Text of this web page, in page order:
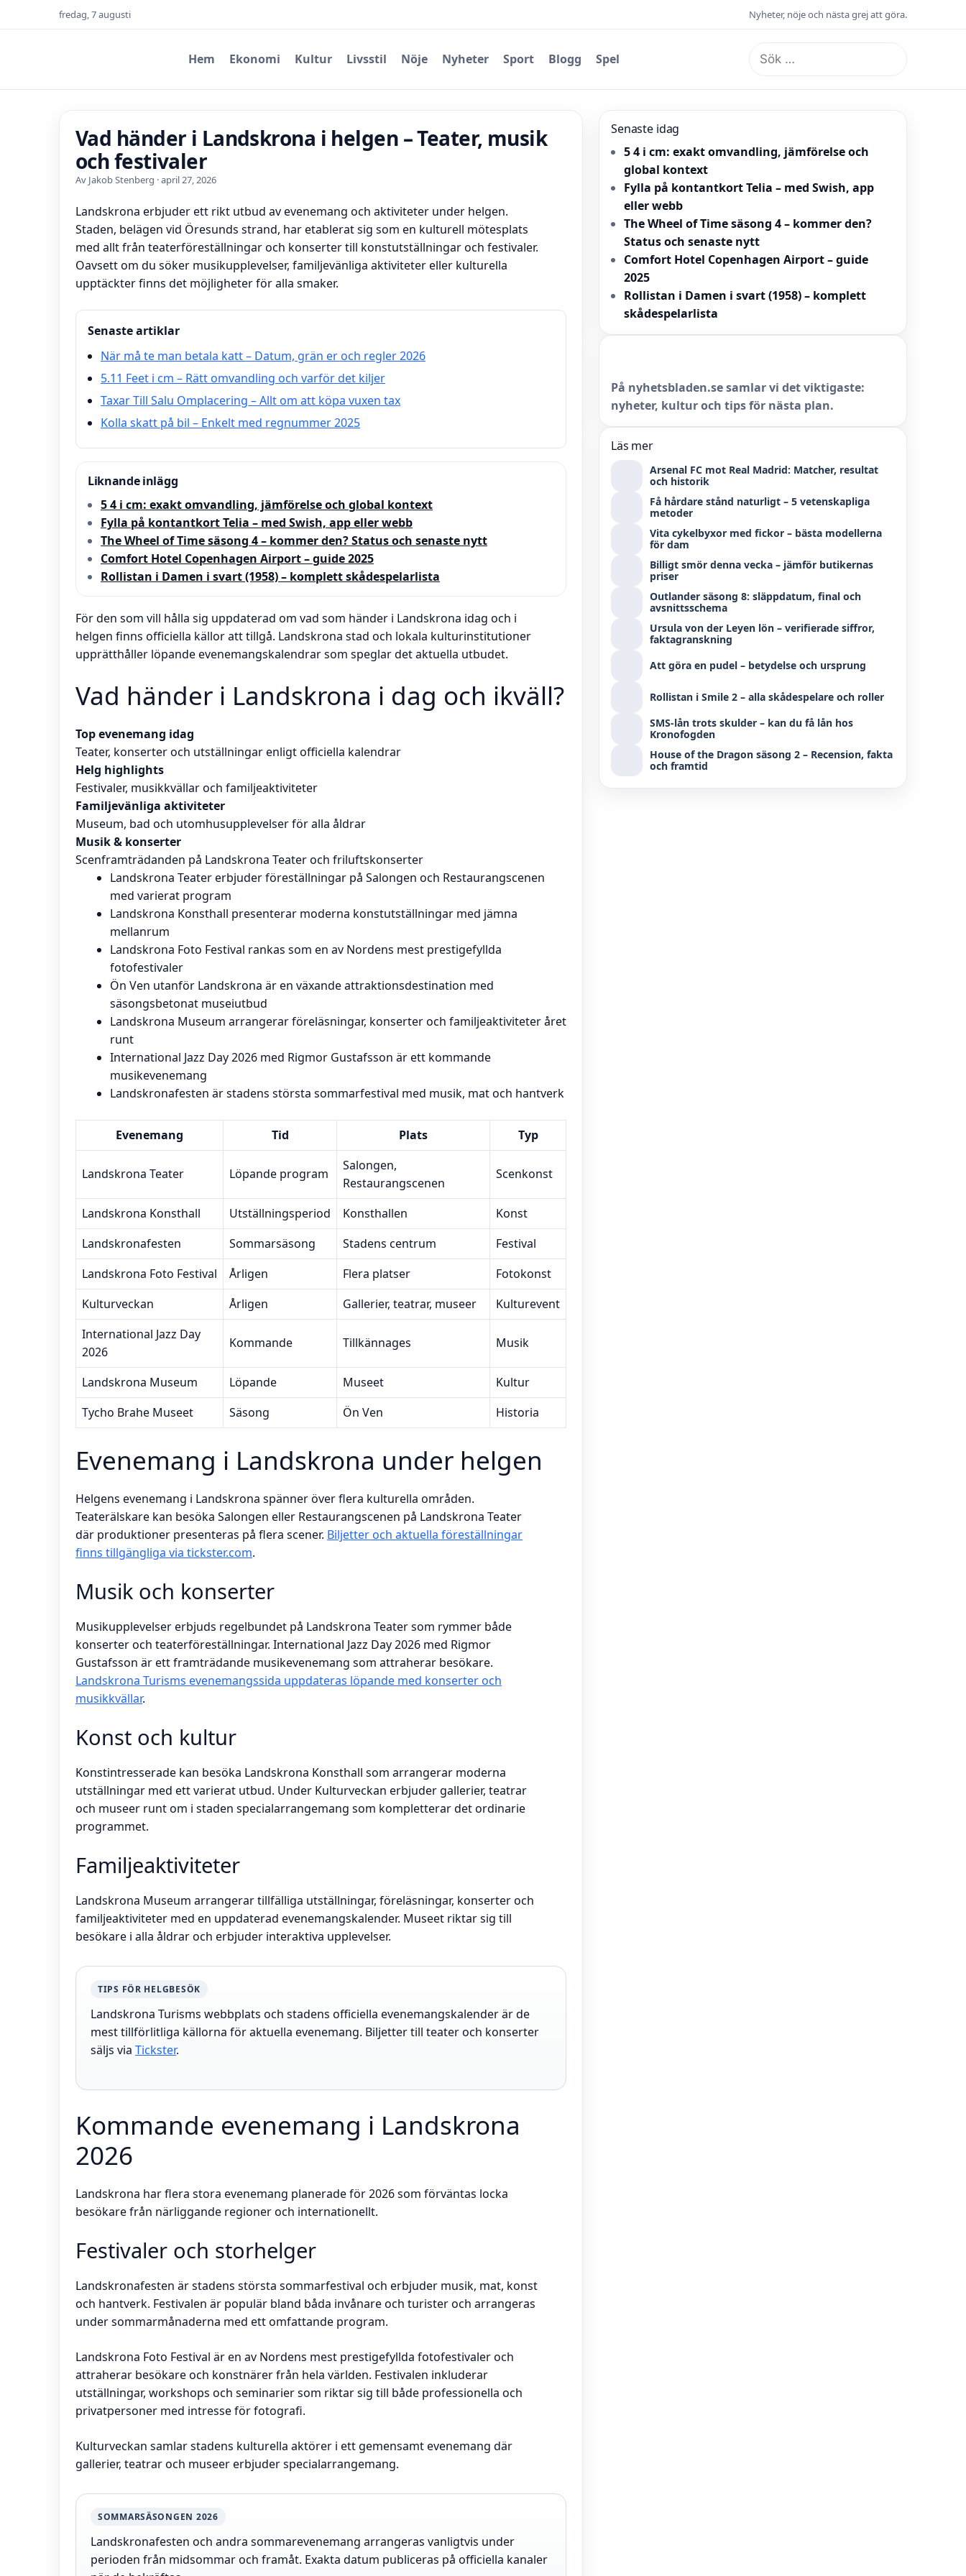
fredag, 7 augusti Nyheter, nöje och nästa grej att göra.
Hem Ekonomi Kultur Livsstil Nöje Nyheter Sport Blogg Spel
Sök
efter:
Vad händer i Landskrona i helgen – Teater, musik
och festivaler
Av Jakob Stenberg · april 27, 2026
Landskrona erbjuder ett rikt utbud av evenemang och aktiviteter under helgen.
Staden, belägen vid Öresunds strand, har etablerat sig som en kulturell mötesplats
med allt från teaterföreställningar och konserter till konstutställningar och festivaler.
Oavsett om du söker musikupplevelser, familjevänliga aktiviteter eller kulturella
upptäckter finns det möjligheter för alla smaker.
Senaste artiklar
När må te man betala katt – Datum, grän er och regler 2026
5.11 Feet i cm – Rätt omvandling och varför det kiljer
Taxar Till Salu Omplacering – Allt om att köpa vuxen tax
Kolla skatt på bil – Enkelt med regnummer 2025
Liknande inlägg
5 4 i cm: exakt omvandling, jämförelse och global kontext
Fylla på kontantkort Telia – med Swish, app eller webb
The Wheel of Time säsong 4 – kommer den? Status och senaste nytt
Comfort Hotel Copenhagen Airport – guide 2025
Rollistan i Damen i svart (1958) – komplett skådespelarlista
För den som vill hålla sig uppdaterad om vad som händer i Landskrona idag och i
helgen finns officiella källor att tillgå. Landskrona stad och lokala kulturinstitutioner
upprätthåller löpande evenemangskalendrar som speglar det aktuella utbudet.
Vad händer i Landskrona i dag och ikväll?
Top evenemang idag
Teater, konserter och utställningar enligt officiella kalendrar
Helg highlights
Festivaler, musikkvällar och familjeaktiviteter
Familjevänliga aktiviteter
Museum, bad och utomhusupplevelser för alla åldrar
Musik & konserter
Scenframträdanden på Landskrona Teater och friluftskonserter
Landskrona Teater erbjuder föreställningar på Salongen och Restaurangscenen
med varierat program
Landskrona Konsthall presenterar moderna konstutställningar med jämna
mellanrum
Landskrona Foto Festival rankas som en av Nordens mest prestigefyllda
fotofestivaler
Ön Ven utanför Landskrona är en växande attraktionsdestination med
säsongsbetonat museiutbud
Landskrona Museum arrangerar föreläsningar, konserter och familjeaktiviteter året
runt
International Jazz Day 2026 med Rigmor Gustafsson är ett kommande
musikevenemang
Landskronafesten är stadens största sommarfestival med musik, mat och hantverk
Evenemang Tid Plats Typ
Landskrona Teater Löpande program
Salongen,
Restaurangscenen
Scenkonst
Landskrona Konsthall Utställningsperiod Konsthallen
Konst
Landskronafesten
Sommarsäsong Stadens centrum
Festival
Landskrona Foto Festival
Årligen Flera platser
Fotokonst
Kulturveckan
Årligen Gallerier, teatrar, museer
Kulturevent
International Jazz Day
2026
Kommande Tillkännages Musik
Landskrona Museum Löpande Museet
Kultur
Tycho Brahe Museet
Säsong Ön Ven Historia
Evenemang i Landskrona under helgen
Helgens evenemang i Landskrona spänner över flera kulturella områden.
Teaterälskare kan besöka Salongen eller Restaurangscenen på Landskrona Teater
där produktioner presenteras på flera scener. Biljetter och aktuella föreställningar
finns tillgängliga via tickster.com.
Musik och konserter
Musikupplevelser erbjuds regelbundet på Landskrona Teater som rymmer både
konserter och teaterföreställningar. International Jazz Day 2026 med Rigmor
Gustafsson är ett framträdande musikevenemang som attraherar besökare.
Landskrona Turisms evenemangssida uppdateras löpande med konserter och
musikkvällar.
Konst och kultur
Konstintresserade kan besöka Landskrona Konsthall som arrangerar moderna
utställningar med ett varierat utbud. Under Kulturveckan erbjuder gallerier, teatrar
och museer runt om i staden specialarrangemang som kompletterar det ordinarie
programmet.
Familjeaktiviteter
Landskrona Museum arrangerar tillfälliga utställningar, föreläsningar, konserter och
familjeaktiviteter med en uppdaterad evenemangskalender. Museet riktar sig till
besökare i alla åldrar och erbjuder interaktiva upplevelser.
TIPS FÖR HELGBESÖK
Landskrona Turisms webbplats och stadens officiella evenemangskalender är de
mest tillförlitliga källorna för aktuella evenemang. Biljetter till teater och konserter
säljs via Tickster.
Kommande evenemang i Landskrona
2026
Landskrona har flera stora evenemang planerade för 2026 som förväntas locka
besökare från närliggande regioner och internationellt.
Festivaler och storhelger
Landskronafesten är stadens största sommarfestival och erbjuder musik, mat, konst
och hantverk. Festivalen är populär bland båda invånare och turister och arrangeras
under sommarmånaderna med ett omfattande program.
Landskrona Foto Festival är en av Nordens mest prestigefyllda fotofestivaler och
attraherar besökare och konstnärer från hela världen. Festivalen inkluderar
utställningar, workshops och seminarier som riktar sig till både professionella och
privatpersoner med intresse för fotografi.
Kulturveckan samlar stadens kulturella aktörer i ett gemensamt evenemang där
gallerier, teatrar och museer erbjuder specialarrangemang.
SOMMARSÄSONGEN 2026
Landskronafesten och andra sommarevenemang arrangeras vanligtvis under
perioden från midsommar och framåt. Exakta datum publiceras på officiella kanaler
Senaste idag
5 4 i cm: exakt omvandling, jämförelse och
global kontext
Fylla på kontantkort Telia – med Swish, app
eller webb
The Wheel of Time säsong 4 – kommer den?
Status och senaste nytt
Comfort Hotel Copenhagen Airport – guide
2025
Rollistan i Damen i svart (1958) – komplett
skådespelarlista
På nyhetsbladen.se samlar vi det viktigaste:
nyheter, kultur och tips för nästa plan.
Läs mer
Arsenal FC mot Real Madrid: Matcher, resultat
och historik
Få hårdare stånd naturligt – 5 vetenskapliga
metoder
Vita cykelbyxor med fickor – bästa modellerna
för dam
Billigt smör denna vecka – jämför butikernas
priser
Outlander säsong 8: släppdatum, final och
avsnittsschema
Ursula von der Leyen lön – verifierade siffror,
faktagranskning
Att göra en pudel – betydelse och ursprung
Rollistan i Smile 2 – alla skådespelare och roller
SMS-lån trots skulder – kan du få lån hos
Kronofogden
House of the Dragon säsong 2 – Recension, fakta
och framtid